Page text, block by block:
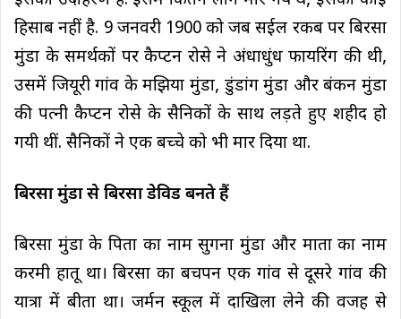
हिसाब नहीं है. 9 जनवरी 1900 को जब सईल रकब पर बिरसा
मुंडा के समर्थकों पर कैप्टन रोसे ने अंधाधुंध फायरिंग की थी,
उसमें जियूरी गांव के मझिया मुंडा, डुंडांग मुंडा और बंकन मुंडा
की पत्नी कैप्टन रोसे के सैनिकों के साथ लड़ते हुए शहीद हो
गयी थीं. सैनिकों ने एक बच्चे को भी मार दिया था.
बिरसा मुंडा से बिरसा डेविड बनते हैं
बिरसा मुंडा के पिता का नाम सुगना मुंडा और माता का नाम
करमी हातू था। बिरसा का बचपन एक गांव से दूसरे गांव की
यात्रा में बीता था। जर्मन स्कूल में दाखिला लेने की वजह से